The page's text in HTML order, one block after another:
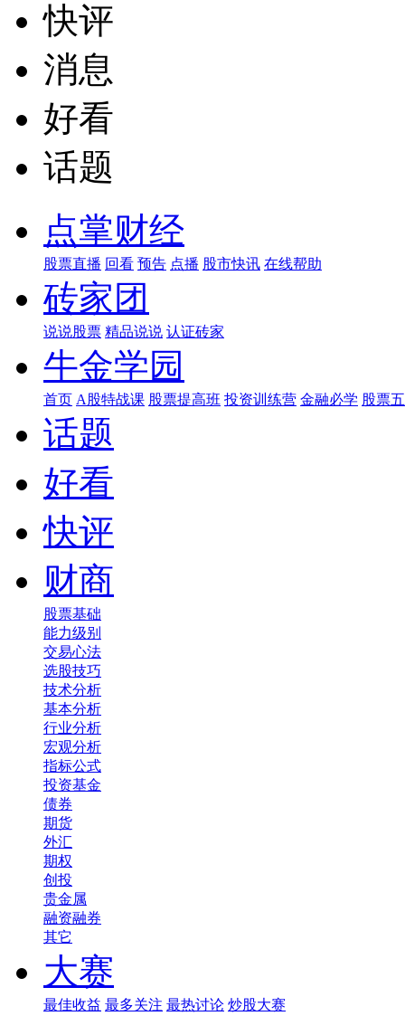
快评
消息
好看
话题
点掌财经
股票直播 回看 预告 点播 股市快讯 在线帮助
砖家团
说说股票 精品说说 认证砖家
牛金学园
首页 A股特战课 股票提高班 投资训练营 金融必学 股票
话题
好看
快评
财商
股票基础
能力级别
交易心法
选股技巧
技术分析
基本分析
行业分析
宏观分析
指标公式
投资基金
债券
期货
外汇
期权
创投
贵金属
融资融券
其它
大赛
最佳收益 最多关注 最热讨论 炒股大赛